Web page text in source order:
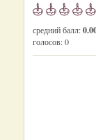
средний балл:
голосов:0